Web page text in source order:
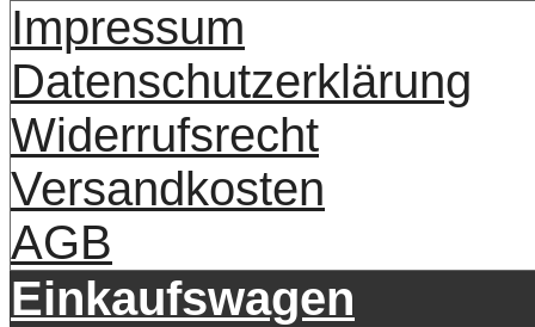
Impressum
Datenschutzerklärung
Widerrufsrecht
Versandkosten
AGB
Einkaufswagen